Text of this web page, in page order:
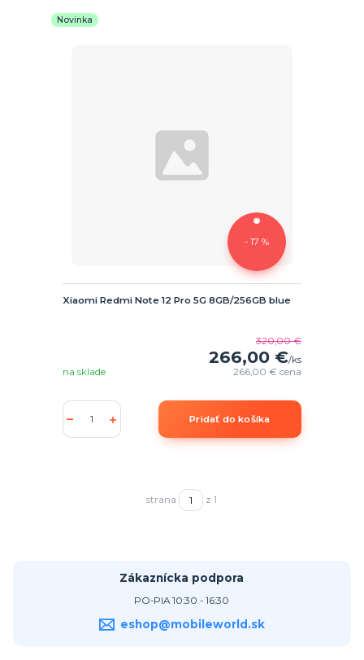
Novinka
- 17 %
Xiaomi Redmi Note 12 Pro 5G 8GB/256GB blue
320,00 €
266,00 €/ks
266,00 €cena
na sklade
Pridať do košíka
strana z 1
Zákaznícka podpora
PO-PIA 10:30 - 16:30
eshop@mobileworld.sk